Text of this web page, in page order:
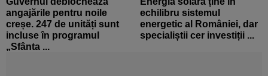
angajările pentru noile
creșe. 247 de unități sunt
incluse în programul
„Sfânta ...
echilibru sistemul
energetic al României, dar
specialiștii cer investiții ...